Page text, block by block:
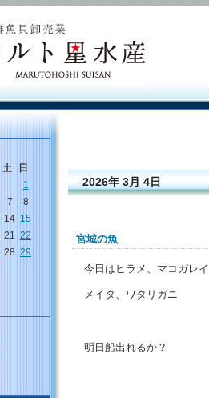
2026年 3月 4日
宮城の魚
今日はヒラメ、マコガレ
メイタ、ワタリガニ
明日船出れるか？
土
日
1
7
8
14 15
21 22
28 29